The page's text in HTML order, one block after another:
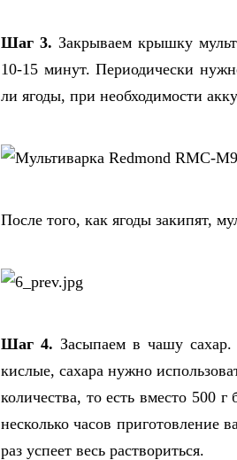
Шаг 3. Закрываем крышку
10-15 минут. Периодически
ли ягоды, при необходимости
После того, как ягоды закипят,
Шаг 4. Засыпаем в чашу
кислые, сахара нужно
количества, то есть вместо 500
несколько часов приготовление
раз успеет весь раствориться.